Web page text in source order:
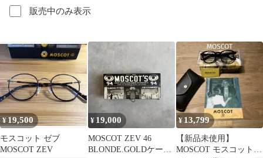
販売中のみ表示
¥ 19,500
モスコット ゼブ
MOSCOT ZEV
¥ 19,000
MOSCOT ZEV 46
BLONDE.GOLDケース
¥13,799
【新品未使用】
MOSCOT モスコット